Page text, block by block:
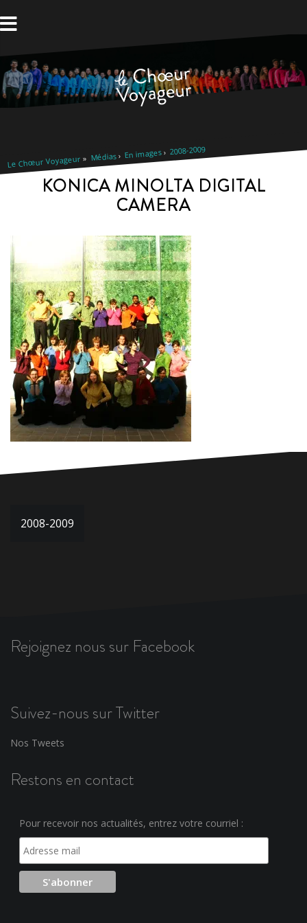
au
Le Chœur Voyageur Médias En images 2008-2009
KONICA MINOLTA DIGITAL
CAMERA
Navigation
2008-2009
Rejoignez nous sur Facebook
Suivez-nous sur Twitter
Nos Tweets
Restons en contact
Pour recevoir nos actualités, entrez votre courriel :